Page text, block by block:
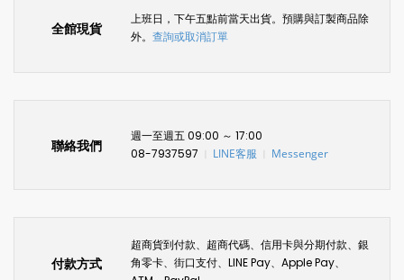
全館現貨
上班日，下午五點前當天出貨。預購與訂製商品除
外。 查詢或取消訂單
聯絡我們
週一至週五 09:00 ～ 17:00
08-7937597
LINE客服 Messenger
付款方式
超商貨到付款、超商代碼、信用卡與分期付款、銀
角零卡、街口支付、LINE Pay、Apple Pay、